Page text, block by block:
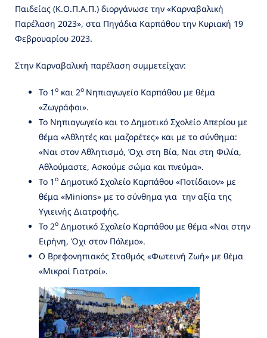
Παιδείας (Κ.Ο.Π.Α.Π.) διοργάνωσε την «Καρναβαλική
Παρέλαση 2023», στα Πηγάδια Καρπάθου την Κυριακή 19
Φεβρουαρίου 2023.
Στην Καρναβαλική παρέλαση συμμετείχαν:
Το 1 ο και 2ο Νηπιαγωγείο Καρπάθου με θέμα
«Ζωγράφοι».
Το Νηπιαγωγείο και το Δημοτικό Σχολείο Απερίου με
θέμα «Αθλητές και μαζορέτες» και με το σύνθημα:
«Ναι στον Αθλητισμό, Όχι στη Βία, Ναι στη Φιλία,
Αθλούμαστε, Ασκούμε σώμα και πνεύμα».
Το 1 ο Δημοτικό Σχολείο Καρπάθου «Ποτίδαιον» με
θέμα «Minions» με το σύνθημα για την αξία της
Υγιεινής Διατροφής.
Το 2ο Δημοτικό Σχολείο Καρπάθου με θέμα «Ναι στην
Ειρήνη, Όχι στον Πόλεμο».
Ο Βρεφονηπιακός Σταθμός «Φωτεινή Ζωή» με θέμα
«Μικροί Γιατροί».